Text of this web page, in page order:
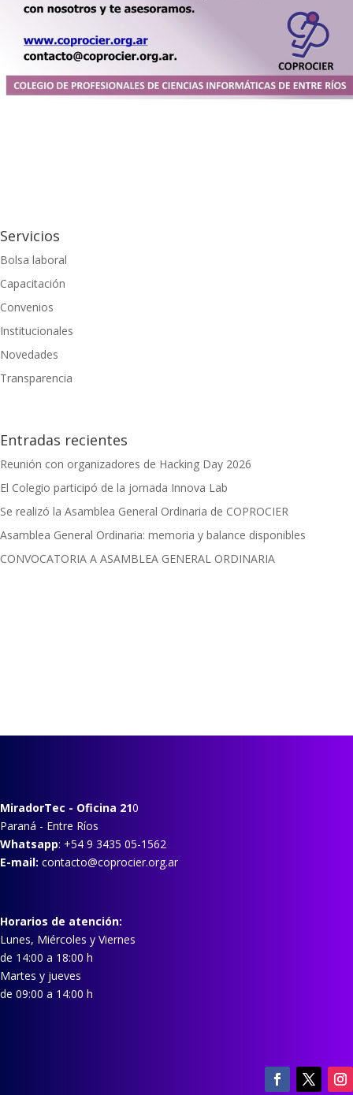
Servicios
Bolsa laboral
Capacitación
Convenios
Institucionales
Novedades
Transparencia
Entradas recientes
Reunión con organizadores de Hacking Day 2026
El Colegio participó de la jornada Innova Lab
Se realizó la Asamblea General Ordinaria de COPROCIER
Asamblea General Ordinaria: memoria y balance disponibles
CONVOCATORIA A ASAMBLEA GENERAL ORDINARIA
MiradorTec - Oficina 210
Paraná - Entre Ríos
Whatsapp: +54 9 3435 05-1562
E-mail: contacto@coprocier.org.ar
Horarios de atención:
Lunes, Miércoles y Viernes
de 14:00 a 18:00 h
Martes y jueves
de 09:00 a 14:00 h